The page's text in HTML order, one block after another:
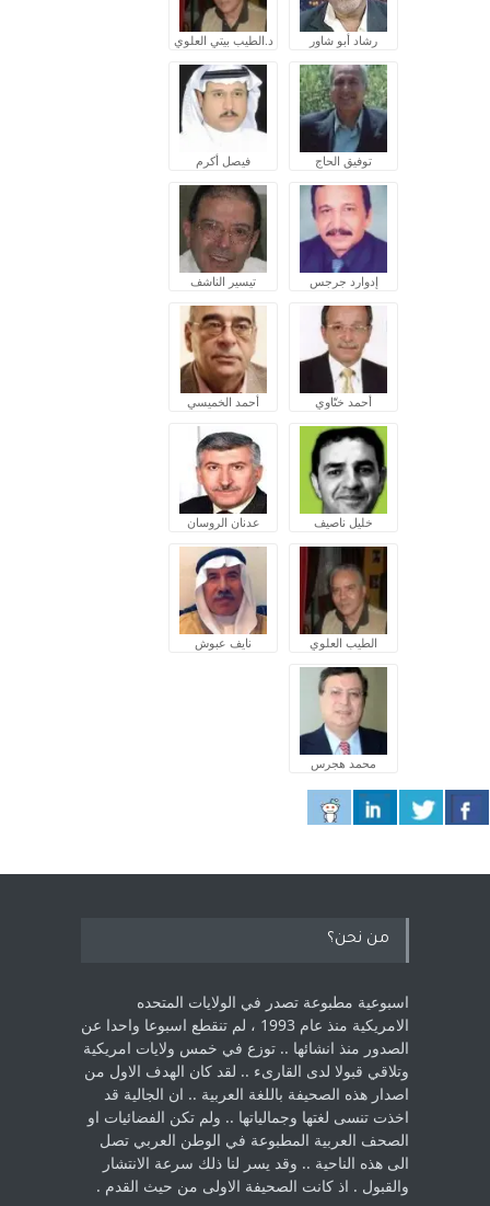
رشاد أبو شاور د.الطيب بيتي العلوي
توفيق الحاج فيصل أكرم
إدوارد جرجس تيسير الناشف
أحمد ختّاوي أحمد الخميسي
خليل ناصيف عدنان الروسان
الطيب العلوي نايف عبوش
محمد هجرس
من نحن؟
اسبوعية مطبوعة تصدر في الولايات المتحده
الامريكية منذ عام 1993 ، لم ‏تنقطع اسبوعا واحدا عن
الصدور منذ انشائها .. توزع في خمس ولايات امريكية
‏وتلاقي قبولا لدى القارىء ..‏ لقد كان الهدف الاول من
اصدار هذه الصحيفة باللغة العربية .. ان الجالية قد
اخذت ‏تنسى لغتها وجمالياتها .. ولم تكن الفضائيات او
الصحف العربية المطبوعة في الوطن ‏العربي تصل
الى هذه الناحية .. وقد يسر لنا ذلك سرعة الانتشار
والقبول . اذ كانت ‏الصحيفة الاولى من حيث القدم . ‏